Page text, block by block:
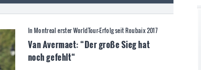
In Montreal erster WorldTour-Erfolg seit Roubaix 2017
Van Avermaet: “Der große Sieg hat
noch gefehlt“